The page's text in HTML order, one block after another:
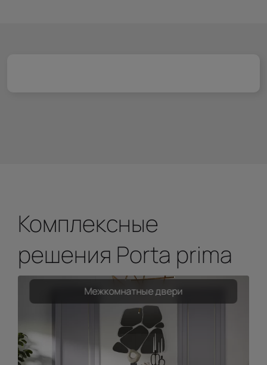
Комплексные
решения Porta prima
Межкомнатные двери